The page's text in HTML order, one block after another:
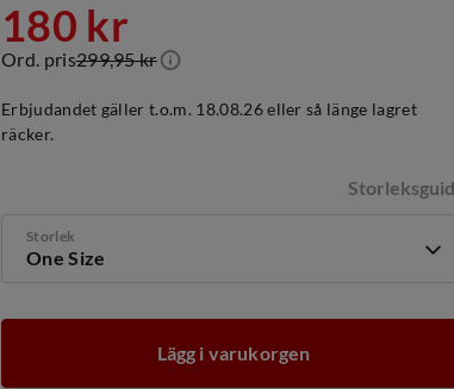
discounted
price
180 kr
original
price
Ord. pris299,95 kr
Erbjudandet gäller t.o.m. 18.08.26 eller så länge lagret
räcker.
Storlek
One Size
Lägg i varukorgen